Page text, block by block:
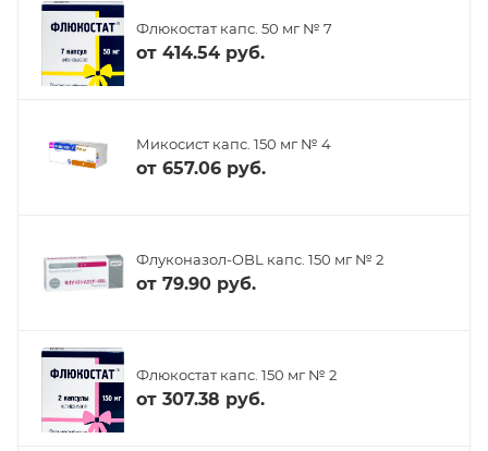
Флюкостат капс. 50 мг № 7
от 414.54 руб.
Микосист капс. 150 мг № 4
от 657.06 руб.
Флуконазол-OBL капс. 150 мг № 2
от 79.90 руб.
Флюкостат капс. 150 мг № 2
от 307.38 руб.